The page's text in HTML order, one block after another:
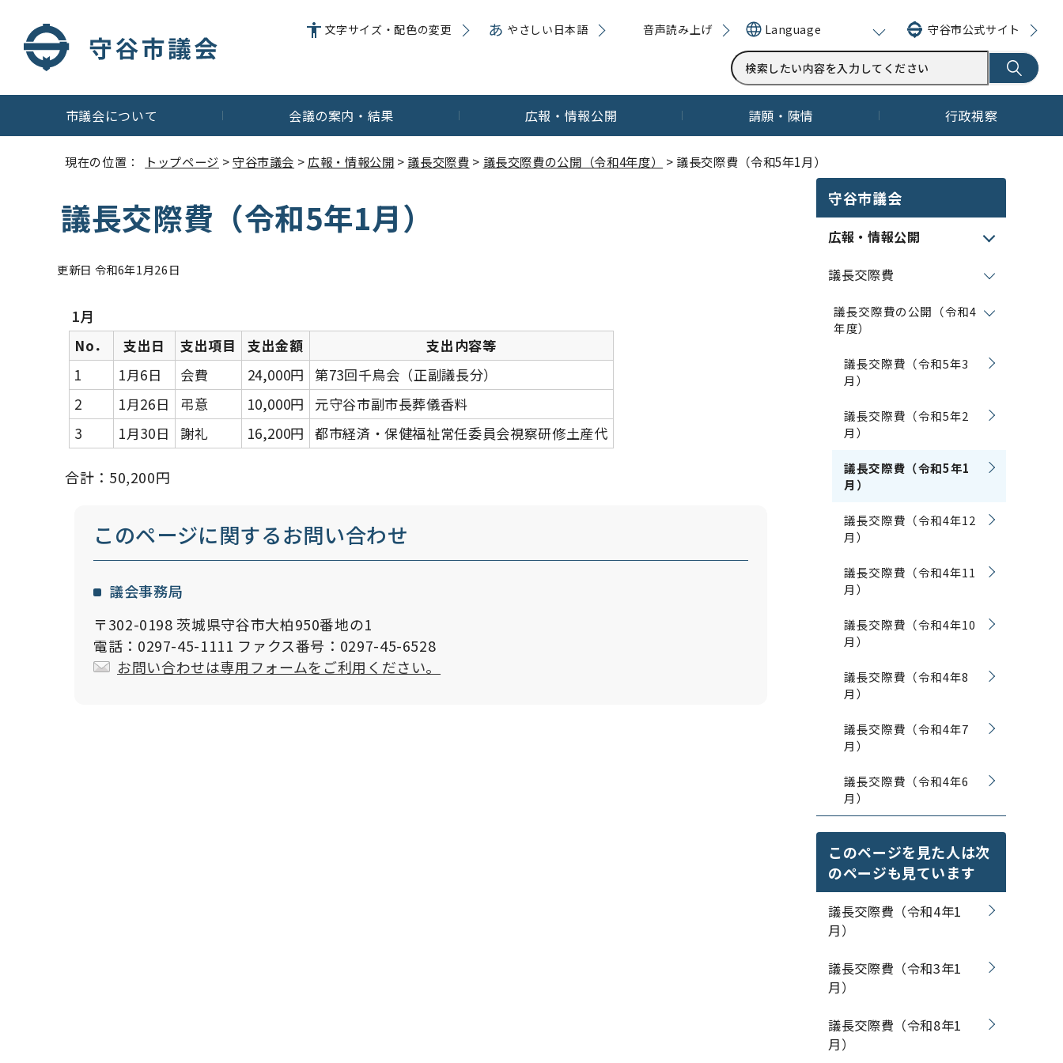
文字サイズ・配色の変更 やさしい日本語 音声読み上げ Language 守谷市公式サイト
市議会について 会議の案内・結果 広報・情報公開 請願・陳情 行政視察
現在の位置： トップページ >守谷市議会 > 広報・情報公開 > 議長交際費 > 議長交際費の公開（令和4年度） > 議長交際費（令和5年1月）
議長交際費（令和5年1月）
更新日 令和6年1月26日
1月
No． 支出日 支出項目 支出金額
支出内容等
1
1月6日 会費 24,000円 第73回千鳥会（正副議長分）
2
1月26日 弔意 10,000円
元守谷市副市長葬儀香料
3
1月30日 謝礼 16,200円 都市経済・保健福祉常任委員会視察研修土産代
合計：50,200円
このページに関するお問い合わせ
議会事務局
〒302-0198 茨城県守谷市大柏950番地の1
電話：0297-45-1111 ファクス番号：0297-45-6528
お問い合わせは専用フォームをご利用ください。
守谷市議会
広報・情報公開
議長交際費
議長交際費の公開（令和4
年度）
議長交際費（令和5年3
月）
議長交際費（令和5年2
月）
議長交際費（令和5年1
月）
議長交際費（令和4年12
月）
議長交際費（令和4年11
月）
議長交際費（令和4年10
月）
議長交際費（令和4年8
月）
議長交際費（令和4年7
月）
議長交際費（令和4年6
月）
このページを見た人は次
のページも見ています
議長交際費（令和4年1
月）
議長交際費（令和3年1
月）
議長交際費（令和8年1
月）